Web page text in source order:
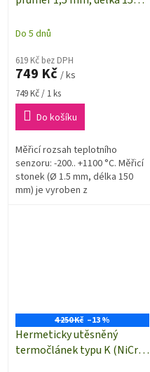
termočlánek typu "K"
Do 5 dnů
619 Kč bez DPH
749 Kč / ks
Měrná
cena:
749 Kč / 1 ks
Do košíku
Měřicí rozsah teplotního
senzoru: -200.. +1100 °C. Měřicí
stonek (Ø 1.5 mm, délka 150
mm) je vyroben z
4 250 Kč –13 %
Hermeticky utěsněný
termočlánek typu K (NiCr-